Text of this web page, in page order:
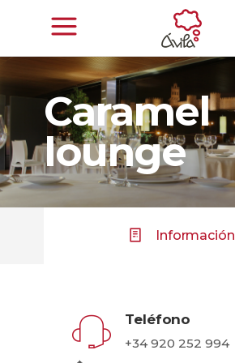
Caramel
lounge
Información
Teléfono
+34 920 252 994